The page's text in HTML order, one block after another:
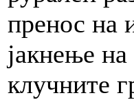
пренос на
јакнење
клучните